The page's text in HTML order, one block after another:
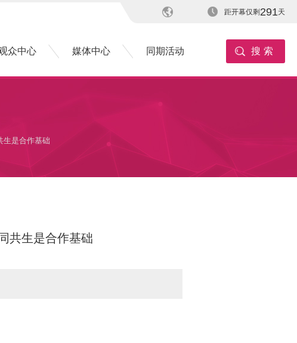
距开幕仅剩 291天
搜索
众中心 媒体中心 同期活动
生是合作基础
共生是合作基础